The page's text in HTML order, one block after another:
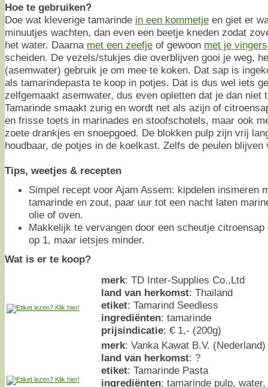
Hoe te gebruiken?
Doe wat kleverige tamarinde in een kommetje en giet er
minuutjes wachten, dan even een beetje kneden zodat
het water. Daarna met een zeefje of gewoon met je vingers
scheiden. De vezels/stukjes die overblijven gooi je weg,
(asemwater) gebruik je om mee te koken. Dat sap is
als tamarindepasta te koop in potjes. Dat is dus wel iets
zelfgemaakt asemwater, dus even opletten dat je dan niet
Tamarinde smaakt zurig en wordt net als azijn of
en frisse toets in marinades en stoofschotels, maar ook
zoete drankjes en snoepgoed. De blokken pulp zijn vrij
houdbaar, de potjes in de koelkast. Zelfs de peulen
Tips, weetjes & recepten
Simpel recept voor Ajam Assem: kipdelen insmeren
tamarinde en zout, paar uur tot een nacht laten
olie of oven.
Makkelijk te vervangen door een scheutje
op 1, maar ietsjes minder.
Wat is er te koop?
merk: TD Inter-Supplies Co.,Ltd
land van herkomst: Thailand
etiket: Tamarind Seedless
ingrediënten: tamarinde
prijsindicatie: € 1,- (200g)
merk: Vanka Kawat B.V. (Nederland)
land van herkomst: ?
etiket: Tamarinde Pasta
ingrediënten: tamarinde pulp,